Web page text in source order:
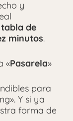
y
tabla de
minutos.
«Pasarela»
para
Y si ya
forma de